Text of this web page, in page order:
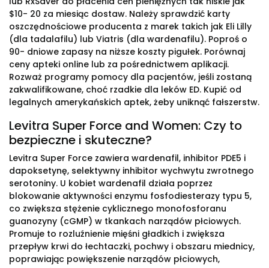
$10- 20 za miesiąc dostaw. Należy sprawdzić karty
oszczędnościowe producenta z marek takich jak Eli Lilly
(dla tadalafilu) lub Viatris (dla wardenafilu). Poproś o
90- dniowe zapasy na niższe koszty pigułek. Porównaj
ceny apteki online lub za pośrednictwem aplikacji.
Rozważ programy pomocy dla pacjentów, jeśli zostaną
zakwalifikowane, choć rzadkie dla leków ED. Kupić od
legalnych amerykańskich aptek, żeby uniknąć fałszerstw.
Levitra Super Force and Women: Czy to
bezpieczne i skuteczne?
Levitra Super Force zawiera wardenafil, inhibitor PDE5 i
dapoksetynę, selektywny inhibitor wychwytu zwrotnego
serotoniny. U kobiet wardenafil działa poprzez
blokowanie aktywności enzymu fosfodiesterazy typu 5,
co zwiększa stężenie cyklicznego monofosforanu
guanozyny (cGMP) w tkankach narządów płciowych.
Promuje to rozluźnienie mięśni gładkich i zwiększa
przepływ krwi do łechtaczki, pochwy i obszaru miednicy,
poprawiając powiększenie narządów płciowych,